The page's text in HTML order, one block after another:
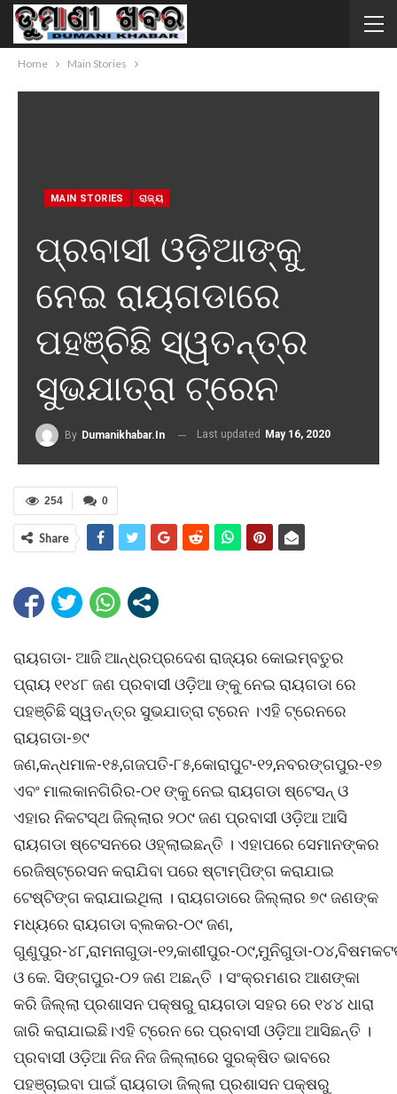
Home Main Stories
MAIN STORIES ରାଜ୍ୟ
ପ୍ରବାସୀ ଓଡ଼ିଆଙ୍କୁ
ନେଇ ରାୟଗଡାରେ
ପହଞ୍ଚିଛି ସ୍ୱତନ୍ତ୍ର
ସୁଭଯାତ୍ରା ଟ୍ରେନ
By Dumanikhabar.in Last updated May 16, 2020
0
254
Share
ରାୟଗଡା- ଆଜି ଆନ୍ଧ୍ରପ୍ରଦେଶ ରାଜ୍ୟର କୋଇମ୍ବତୁର
ପ୍ରାୟ ୧୧୪୮ ଜଣ ପ୍ରବାସୀ ଓଡ଼ିଆ ଙ୍କୁ ନେଇ ରାୟଗଡା ରେ
ପହଞ୍ଚିଛି ସ୍ୱତନ୍ତ୍ର ସୁଭଯାତ୍ରା ଟ୍ରେନ ।ଏହି ଟ୍ରେନରେ
ରାୟଗଡା-୭୯
ଜଣ,କନ୍ଧମାଳ-୧୫,ଗଜପତି-୮୫,କୋରାପୁଟ-୧୨,ନବରଙ୍ଗପୁର-୧୭
ଏବଂ ମାଲକାନଗିରିର-୦୧ ଙ୍କୁ ନେଇ ରାୟଗଡା ଷ୍ଟେସନ୍ ଓ
ଏହାର ନିକଟସ୍ଥ ଜିଲ୍ଲାର ୨୦୯ ଜଣ ପ୍ରବାସୀ ଓଡ଼ିଆ ଆସି
ରାୟଗଡା ଷ୍ଟେସନରେ ଓହ୍ଲାଇଛନ୍ତି । ଏହାପରେ ସେମାନଙ୍କର
ରେଜିଷ୍ଟ୍ରେସନ କରାଯିବା ପରେ ଷ୍ଟାମ୍ପିଙ୍ଗ କରାଯାଇ
ଟେଷ୍ଟିଙ୍ଗ କରାଯାଇଥିଲା । ରାୟଗଡାରେ ଜିଲ୍ଲାର ୭୯ ଜଣଙ୍କ
ମଧ୍ୟରେ ରାୟଗଡା ବ୍ଲକର-୦୯ ଜଣ,
ଗୁଣୁପୁର-୪୮,ରାମନାଗୁଡା-୧୨,କାଶୀପୁର-୦୯,ମୁନିଗୁଡା-
ଓ କେ. ସିଙ୍ଗପୁର-୦୨ ଜଣ ଅଛନ୍ତି । ସଂକ୍ରମଣର ଆଶଙ୍କା
କରି ଜିଲ୍ଲା ପ୍ରଶାସନ ପକ୍ଷରୁ ରାୟଗଡା ସହର ରେ ୧୪୪ ଧାରା
ଜାରି କରାଯାଇଛି।ଏହି ଟ୍ରେନ ରେ ପ୍ରବାସୀ ଓଡ଼ିଆ ଆସିଛନ୍ତି ।
ପ୍ରବାସୀ ଓଡ଼ିଆ ନିଜ ନିଜ ଜିଲ୍ଲାରେ ସୁରକ୍ଷିତ ଭାବରେ
ପହଞ୍ଚାଇବା ପାଇଁ ରାୟଗଡା ଜିଲ୍ଲା ପ୍ରଶାସନ ପକ୍ଷରୁ